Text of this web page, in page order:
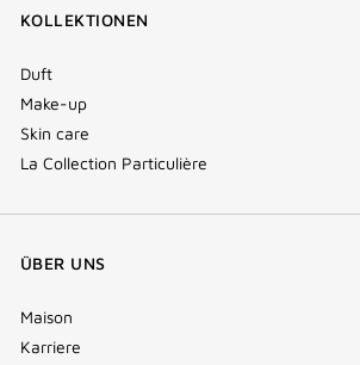
KOLLEKTIONEN
Duft
Make-up
Skin care
La Collection Particulière
ÜBER UNS
Maison
Karriere